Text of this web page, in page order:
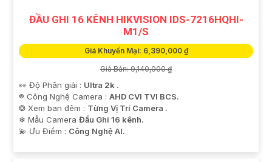
ĐẦU GHI 16 KÊNH HIKVISION IDS-7216HQHI-
M1/S
Giá Khuyến Mại: 6,390,000 ₫
Giá Bán: 9,140,000 ₫
👀 Độ Phân giải : Ultra 2k .
®️ Công Nghệ Camera : AHD CVI TVI BCS.
❂ Xem ban đêm : Từng Vị Trí Camera .
❄ Mẫu Camera Đầu Ghi 16 kênh.
️💫 Ưu Điểm : Công Nghệ AI.